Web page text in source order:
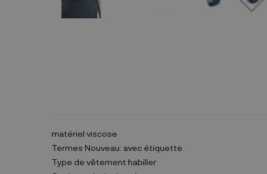
matériel viscose
Termes Nouveau: avec étiquette
Type de vêtement habiller